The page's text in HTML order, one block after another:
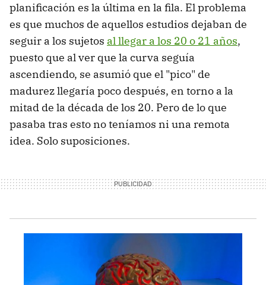
planificación es la última en la fila. El problema
es que muchos de aquellos estudios dejaban de
seguir a los sujetos al llegar a los 20 o 21 años,
puesto que al ver que la curva seguía
ascendiendo, se asumió que el "pico" de
madurez llegaría poco después, en torno a la
mitad de la década de los 20. Pero de lo que
pasaba tras esto no teníamos ni una remota
idea. Solo suposiciones.